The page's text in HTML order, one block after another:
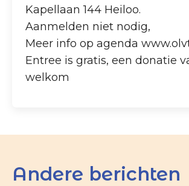
Kapellaan 144 Heiloo.
Aanmelden niet nodig,
Meer info op agenda
Entree is gratis, een donatie
welkom
Andere berichten